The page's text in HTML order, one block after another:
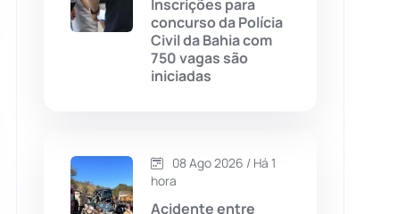
Dom Basílio (391)
Érico Cardoso
Inscrições para
concurso da Polícia
Civil da Bahia com
750 vagas são
iniciadas
08 Ago 2026 / Há 1
hora
Acidente entre